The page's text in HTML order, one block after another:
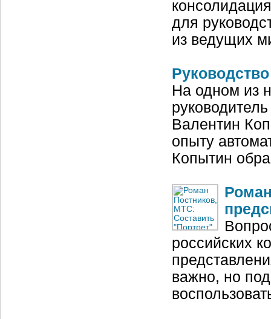
для
из ведущих
На одном из
Валентин
опыту
Копытин
российских
важно, но